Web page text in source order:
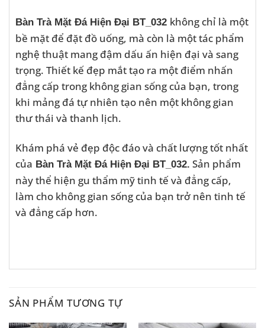
Bàn Trà Mặt Đá Hiện Đại BT_032 không chỉ là một
bề mặt để đặt đồ uống, mà còn là một tác phẩm
nghệ thuật mang đậm dấu ấn hiện đại và sang
trọng. Thiết kế đẹp mắt tạo ra một điểm nhấn
đẳng cấp trong không gian sống của bạn, trong
khi mảng đá tự nhiên tạo nên một không gian
thư thái và thanh lịch.
Khám phá vẻ đẹp độc đáo và chất lượng tốt nhất
của Bàn Trà Mặt Đá Hiện Đại BT_032. Sản phẩm
này thể hiện gu thẩm mỹ tinh tế và đẳng cấp,
làm cho không gian sống của bạn trở nên tinh tế
và đẳng cấp hơn.
SẢN PHẨM TƯƠNG TỰ